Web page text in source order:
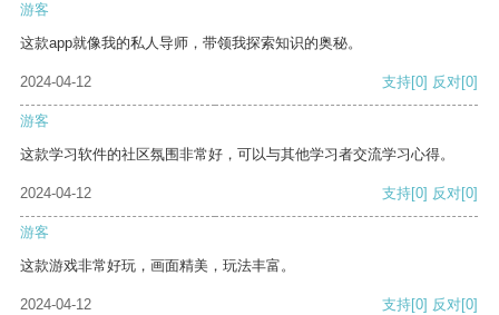
游客
这款app就像我的私人导师，带领我探索知识的奥秘。
2024-04-12 支持[0] 反对[0]
游客
这款学习软件的社区氛围非常好，可以与其他学习者交流学习心得。
2024-04-12 支持[0] 反对[0]
游客
这款游戏非常好玩，画面精美，玩法丰富。
2024-04-12 支持[0] 反对[0]